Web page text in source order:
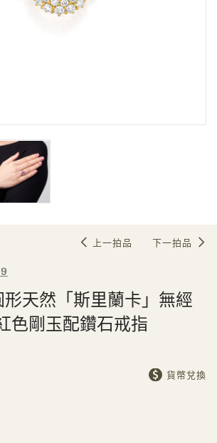
HK029 | 拍品編號 72
克拉橢圓形天然「斯里蘭卡」無
加熱處理粉紅色剛玉配鑽石戒指
上一拍品 下一拍品
形天然「斯里蘭卡」無經
色剛玉配鑽石戒指
貨幣兌換